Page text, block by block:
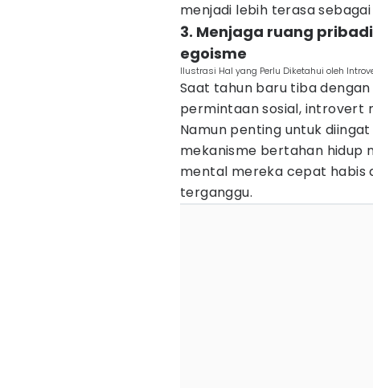
menjadi lebih terasa
3. Menjaga ruang
egoisme
Ilustrasi Hal yang Perlu Diketahui oleh
Saat tahun baru tiba
permintaan sosial, introvert
Namun penting untuk
mekanisme bertahan hidup
mental mereka cepat habis
terganggu.